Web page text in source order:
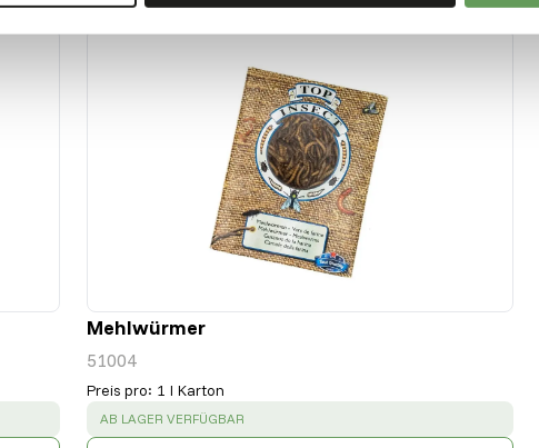
Mehlwürmer
51004
Preis pro: 1 l Karton
SUCCESS:
AB LAGER VERFÜGBAR